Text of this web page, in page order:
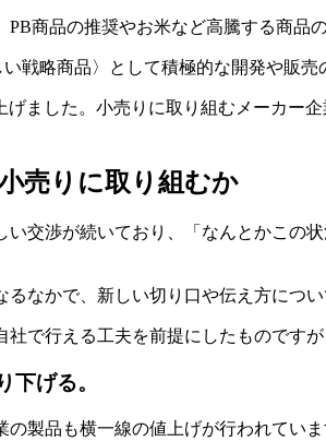
商品の推奨やお米など高騰する商品
戦略商品〉として積極的な開発や販売
ました。小売りに取り組むメーカー
売りに取り組むか
交渉が続いており、「なんとかこの
なかで、新しい切り口や伝え方につ
で行える工夫を前提にしたものです
下げる。
製品も横一線の値上げが行われていま